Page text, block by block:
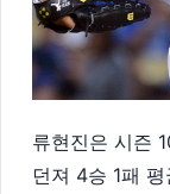
류현진은 시즌
던져 4승 1패